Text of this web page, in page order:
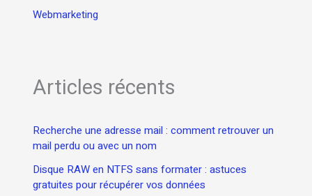
Webmarketing
Articles récents
Recherche une adresse mail : comment retrouver un
mail perdu ou avec un nom
Disque RAW en NTFS sans formater : astuces
gratuites pour récupérer vos données